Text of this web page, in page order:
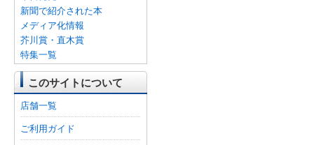
新聞で紹介された本
メディア化情報
芥川賞・直木賞
特集一覧
このサイトについて
店舗一覧
ご利用ガイド